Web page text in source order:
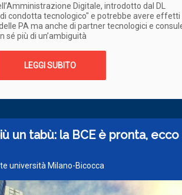
Digitale, introdotto dal DL
condotta tecnologico" e potrebbe avere
PA ma anche di partner tecnologici e
sé più di un’ambiguità
LEGGI SUBITO
un tabù: la BCE è pronta, ecco
università Milano-Bicocca